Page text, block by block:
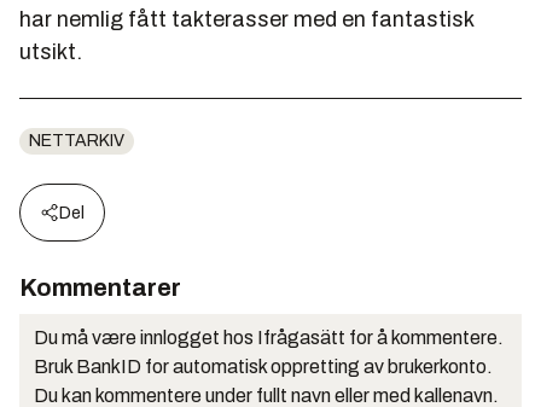
har nemlig fått takterasser med en fantastisk
utsikt.
NETTARKIV
Del
Kommentarer
Du må være innlogget hos Ifrågasätt for å kommentere.
Bruk BankID for automatisk oppretting av brukerkonto.
Du kan kommentere under fullt navn eller med kallenavn.